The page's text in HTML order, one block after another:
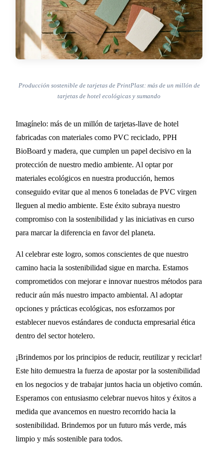
Producción sostenible de tarjetas de PrintPlast: más de un millón de
tarjetas de hotel ecológicas y sumando
Imagínelo: más de un millón de tarjetas-llave de hotel
fabricadas con materiales como PVC reciclado, PPH
BioBoard y madera, que cumplen un papel decisivo en la
protección de nuestro medio ambiente. Al optar por
materiales ecológicos en nuestra producción, hemos
conseguido evitar que al menos 6 toneladas de PVC virgen
lleguen al medio ambiente. Este éxito subraya nuestro
compromiso con la sostenibilidad y las iniciativas en curso
para marcar la diferencia en favor del planeta.
Al celebrar este logro, somos conscientes de que nuestro
camino hacia la sostenibilidad sigue en marcha. Estamos
comprometidos con mejorar e innovar nuestros métodos para
reducir aún más nuestro impacto ambiental. Al adoptar
opciones y prácticas ecológicas, nos esforzamos por
establecer nuevos estándares de conducta empresarial ética
dentro del sector hotelero.
¡Brindemos por los principios de reducir, reutilizar y reciclar!
Este hito demuestra la fuerza de apostar por la sostenibilidad
en los negocios y de trabajar juntos hacia un objetivo común.
Esperamos con entusiasmo celebrar nuevos hitos y éxitos a
medida que avancemos en nuestro recorrido hacia la
sostenibilidad. Brindemos por un futuro más verde, más
limpio y más sostenible para todos.